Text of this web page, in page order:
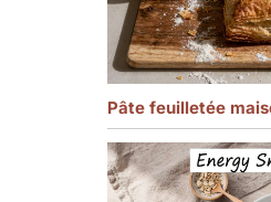
Pâte feuilletée